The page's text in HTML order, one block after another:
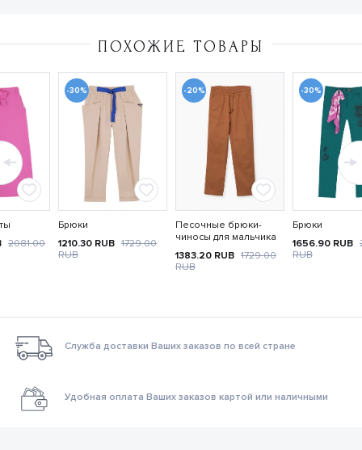
ПОХОЖИЕ ТОВАРЫ
2081.00
-30%
Брюки
1210.30 RUB 1729.00
RUB
-20%
Песочные брюки-
чиносы для мальчика
1383.20 RUB 1729.00
RUB
-30%
Брюки
1656.90 RUB
RUB
Служба доставки Ваших заказов по всей стране
Удобная оплата Ваших заказов картой или наличными